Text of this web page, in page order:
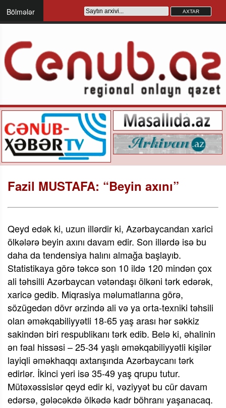
Bölmələr
Fazil MUSTAFA: “Beyin axını”
Qeyd edək ki, uzun illərdir ki, Azərbaycandan xarici
ölkələrə beyin axını davam edir. Son illərdə isə bu
daha da tendensiya halını almağa başlayıb.
Statistikaya görə təkcə son 10 ildə 120 mindən çox
ali təhsilli Azərbaycan vətəndaşı ölkəni tərk edərək,
xaricə gedib. Miqrasiya məlumatlarına görə,
sözügedən dövr ərzində ali və ya orta-texniki təhsili
olan əməkqabiliyyətli 18-65 yaş arası hər səkkiz
sakindən biri respublikanı tərk edib. Belə ki, əhalinin
ən fəal hissəsi – 25-34 yaşlı əməkqabiliyyətli kişilər
layiqli əməkhaqqı axtarışında Azərbaycanı tərk
edirlər. İkinci yeri isə 35-49 yaş qrupu tutur.
Mütəxəssislər qeyd edir ki, vəziyyət bu cür davam
edərsə, gələcəkdə ölkədə kadr böhranı yaşanacaq.